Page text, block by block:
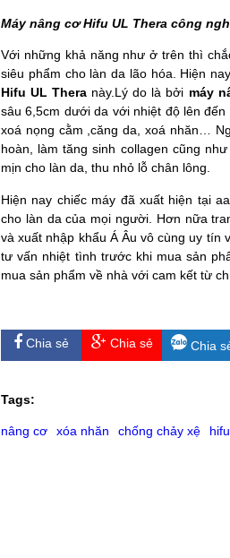
Máy nâng cơ Hifu UL Thera công
Với những khả năng như ở trên thì
siêu phẩm cho làn da lão hóa. Hiện
Hifu UL Thera này.Lý do là bởi máy
sâu 6,5cm dưới da với nhiệt độ lên
xoá nọng cằm ,căng da, xoá nhăn…
hoàn, làm tăng sinh collagen cũng
mịn cho làn da, thu nhỏ lỗ chân lông.
Hiện nay chiếc máy đã xuất hiện tại
cho làn da của mọi người. Hơn nữa
và xuất nhập khẩu Á Âu vô cùng uy
tư vấn nhiệt tình trước khi mua sản
mua sản phẩm về nhà với cam kết từ
Chia sẻ Chia sẻ Chia
Tags:
nâng cơ xóa nhăn chống chảy xệ